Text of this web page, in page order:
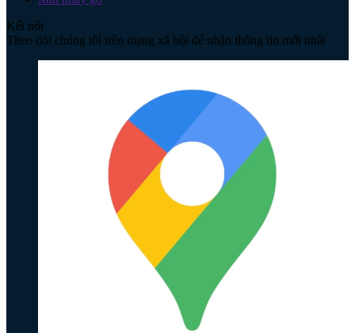
Kết nối
Theo dõi chúng tôi trên mạng xã hội để nhận thông tin mới nhất